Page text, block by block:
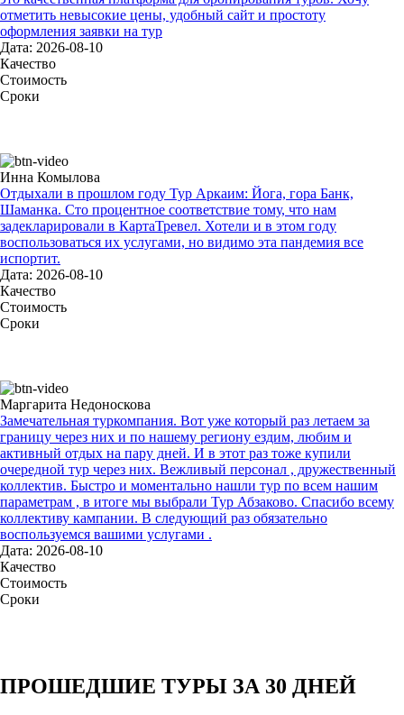
отметить невысокие цены, удобный сайт и простоту
оформления заявки на тур
Дата: 2026-08-10
Качество
Стоимость
Сроки
Инна Комылова
Отдыхали в прошлом году Тур Аркаим: Йога, гора Банк,
Шаманка. Сто процентное соответствие тому, что нам
задекларировали в КартаТревел. Хотели и в этом году
воспользоваться их услугами, но видимо эта пандемия все
испортит.
Дата: 2026-08-10
Качество
Стоимость
Сроки
Маргарита Недоноскова
Замечательная туркомпания. Вот уже который раз летаем за
границу через них и по нашему региону ездим, любим и
активный отдых на пару дней. И в этот раз тоже купили
очередной тур через них. Вежливый персонал , дружественный
коллектив. Быстро и моментально нашли тур по всем нашим
параметрам , в итоге мы выбрали Тур Абзаково. Спасибо всему
коллективу кампании. В следующий раз обязательно
воспользуемся вашими услугами .
Дата: 2026-08-10
Качество
Стоимость
Сроки
ПРОШЕДШИЕ ТУРЫ ЗА 30 ДНЕЙ